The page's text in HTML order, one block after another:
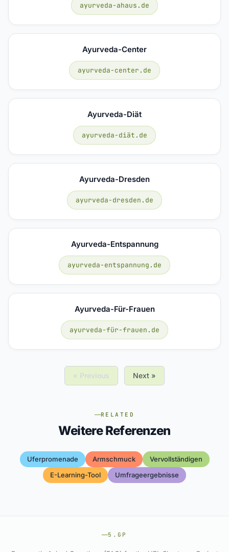
ayurveda-ahaus.de
Ayurveda-Center
ayurveda-center.de
Ayurveda-Diät
ayurveda-diät.de
Ayurveda-Dresden
ayurveda-dresden.de
Ayurveda-Entspannung
ayurveda-entspannung.de
Ayurveda-Für-Frauen
ayurveda-für-frauen.de
« Previous Next »
RELATED
Weitere Referenzen
Uferpromenade Armschmuck
Vervollständigen
E-Learning-Tool
Umfrageergebnisse
5.GP